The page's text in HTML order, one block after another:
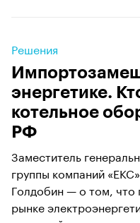
Решения
энергетике.
котельное
РФ
Заместитель
группы компаний
Голдобин — о том, что
рынке